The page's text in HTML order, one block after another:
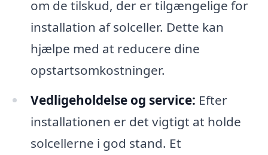
om de tilskud, der er tilgængelige for
installation af solceller. Dette kan
hjælpe med at reducere dine
opstartsomkostninger.
Vedligeholdelse og service: Efter
installationen er det vigtigt at holde
solcellerne i god stand. Et